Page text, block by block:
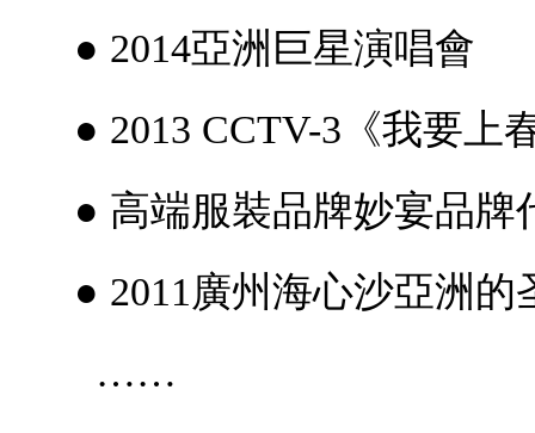
● 2014亞洲巨星演唱會
● 2013 CCTV-3《我要上
● 高端服裝品牌妙宴品牌
● 2011廣州海心沙亞洲的
……